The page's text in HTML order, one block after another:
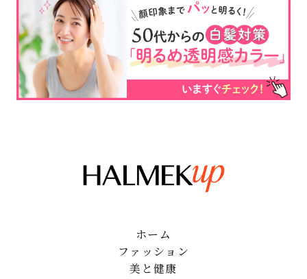
ホーム
ファッション
美と健康